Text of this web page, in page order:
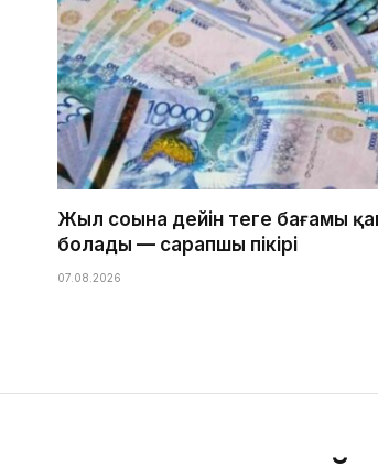
Жыл соңына дейін теңге бағамы
болады — сарапшы пікірі
07.08.2026